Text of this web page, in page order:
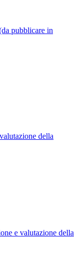
pubblicare in
della
e valutazione della